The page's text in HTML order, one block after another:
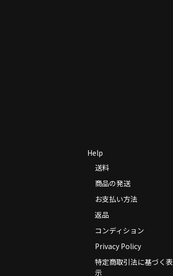
Help
送料
商品の発送
お支払い方法
返品
コンディション
Privacy Policy
特定商取引法に基づく表
示